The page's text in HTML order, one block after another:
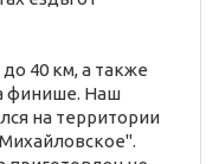
40 км, а также
финише. Наш
на территории